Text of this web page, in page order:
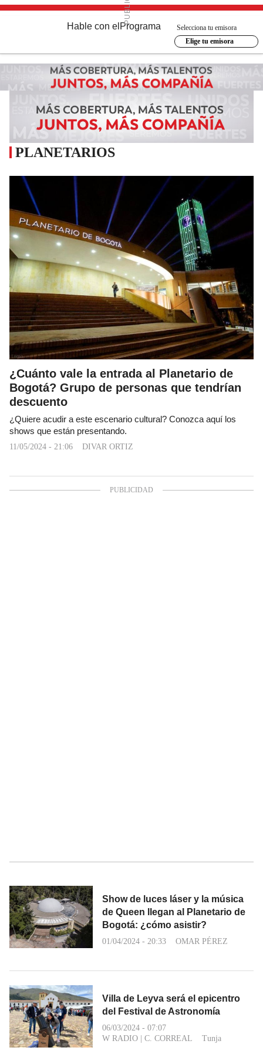
Hable con el Programa
Selecciona tu emisora
Elige tu emisora
PLANETARIOS
¿Cuánto vale la entrada al Planetario de
Bogotá? Grupo de personas que tendrían
descuento
¿Quiere acudir a este escenario cultural? Conozca aquí los
shows que están presentando.
11/05/2024 - 21:06 DIVAR ORTIZ
Show de luces láser y la música
de Queen llegan al Planetario de
Bogotá: ¿cómo asistir?
01/04/2024 - 20:33 OMAR PÉREZ
Villa de Leyva será el epicentro
del Festival de Astronomía
06/03/2024 - 07:07
W RADIO | C. CORREAL Tunja